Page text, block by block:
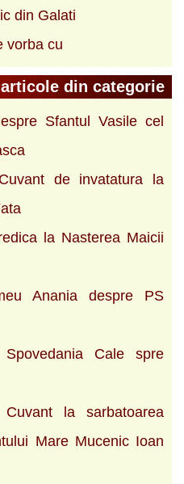
din Galati
vorba cu
din categorie
Sfantul Vasile cel
de invatatura la
la Nasterea Maicii
Anania despre PS
Cale spre
la sarbatoarea
Mare Mucenic Ioan